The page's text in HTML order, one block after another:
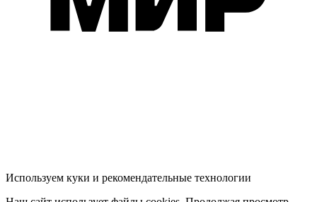
Используем куки и рекомендательные технологии